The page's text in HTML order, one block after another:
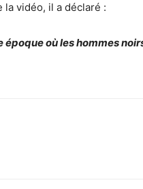
la vidéo, il a déclaré :
où les hommes